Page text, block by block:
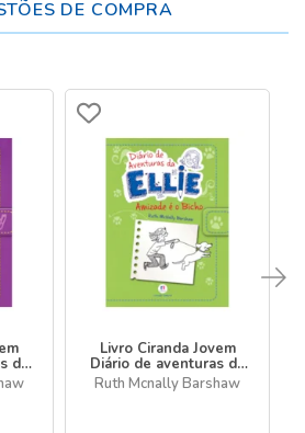
DE COMPRA
da
-
Livro Ciranda Jovem
Diário de aventuras da
Ellie - Amizade é o
bicho - Livro 3
Ruth Mcnally Barshaw